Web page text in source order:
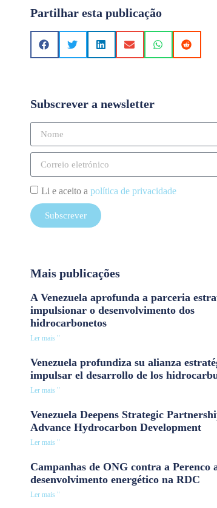
Partilhar esta publicação
Subscrever a newsletter
Li e aceito a política de privacidade
Subscrever
Mais publicações
A Venezuela aprofunda a parceria
impulsionar o desenvolvimento dos
hidrocarbonetos
Ler mais "
Venezuela profundiza su alianza
impulsar el desarrollo de los
Ler mais "
Venezuela Deepens Strategic
Advance Hydrocarbon Development
Ler mais "
Campanhas de ONG contra a Perenco
desenvolvimento energético na RDC
Ler mais "